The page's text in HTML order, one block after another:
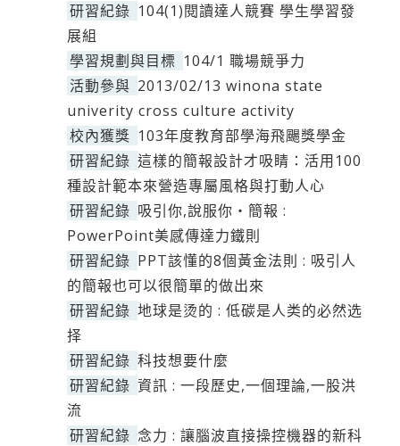
研習紀錄 104(1)閱讀達人競賽 學生學習發
展組
學習規劃與目標 104/1 職場競爭力
活動參與 2013/02/13 winona state
univerity cross culture activity
校內獲獎 103年度教育部學海飛颺獎學金
研習紀錄 這樣的簡報設計才吸睛：活用100
種設計範本來營造專屬風格與打動人心
研習紀錄 吸引你,說服你‧簡報 :
PowerPoint美感傳達力鐵則
研習紀錄 PPT該懂的8個黃金法則 : 吸引人
的簡報也可以很簡單的做出來
研習紀錄 地球是烫的 : 低碳是人类的必然选
择
研習紀錄 科技想要什麼
研習紀錄 資訊 : 一段歷史,一個理論,一股洪
流
研習紀錄 念力 : 讓腦波直接操控機器的新科